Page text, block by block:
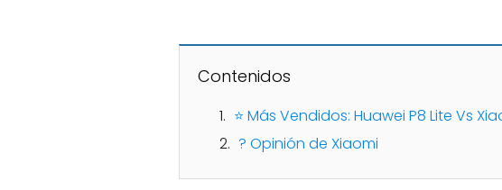
Contenidos
⭐ Más Vendidos: Huawei P8 Lite Vs
? Opinión de Xiaomi